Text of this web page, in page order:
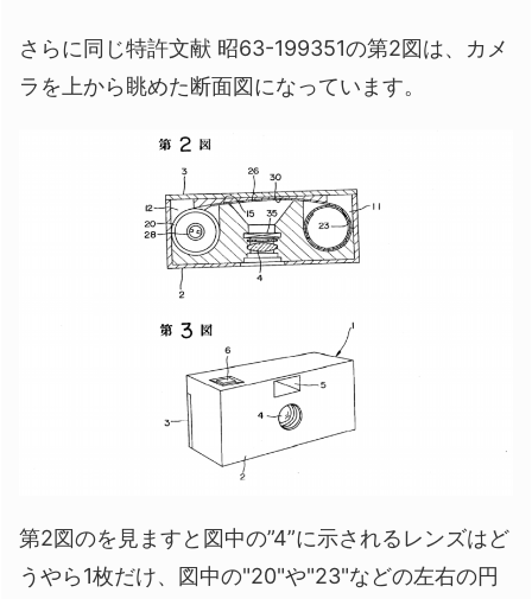
さらに同じ特許文献 昭63-199351の第2図は、カメ
ラを上から眺めた断面図になっています。
第2図のを見ますと図中の”4”に示されるレンズはど
うやら1枚だけ、図中の"20"や"23"などの左右の円